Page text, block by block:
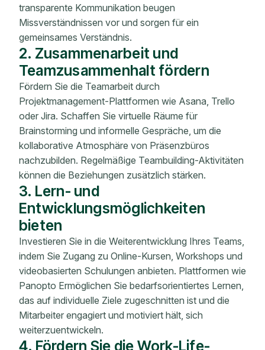
transparente Kommunikation beugen
Missverständnissen vor und sorgen für ein
gemeinsames Verständnis.
2. Zusammenarbeit und
Teamzusammenhalt fördern
Fördern Sie die Teamarbeit durch
Projektmanagement-Plattformen wie Asana, Trello
oder Jira. Schaffen Sie virtuelle Räume für
Brainstorming und informelle Gespräche, um die
kollaborative Atmosphäre von Präsenzbüros
nachzubilden. Regelmäßige Teambuilding-Aktivitäten
können die Beziehungen zusätzlich stärken.
3. Lern- und
Entwicklungsmöglichkeiten
bieten
Investieren Sie in die Weiterentwicklung Ihres Teams,
indem Sie Zugang zu Online-Kursen, Workshops und
videobasierten Schulungen anbieten. Plattformen wie
Panopto Ermöglichen Sie bedarfsorientiertes Lernen,
das auf individuelle Ziele zugeschnitten ist und die
Mitarbeiter engagiert und motiviert hält, sich
weiterzuentwickeln.
4. Fördern Sie die Work-Life-